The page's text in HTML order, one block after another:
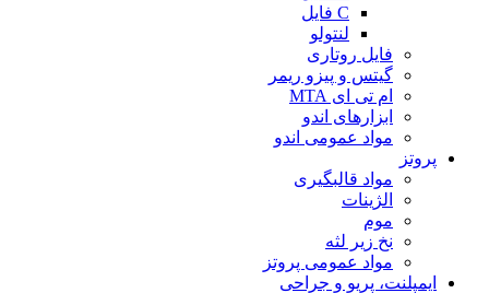
C فایل
لنتولو
فایل روتاری
گیتس و پیزو ریمر
ام تی ای MTA
ابزارهای اندو
مواد عمومی اندو
پروتز
مواد قالبگیری
الژینات
موم
نخ زیر لثه
مواد عمومی پروتز
ایمپلنت، پریو و جراحی